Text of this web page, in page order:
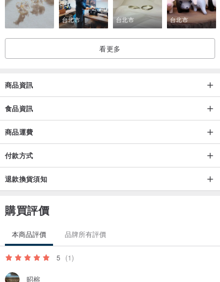
台北市 台北市 台北市
看更多
商品資訊
食品資訊
商品運費
付款方式
退款換貨須知
購買評價
本商品評價 品牌所有評價
5 (1)
昭榕